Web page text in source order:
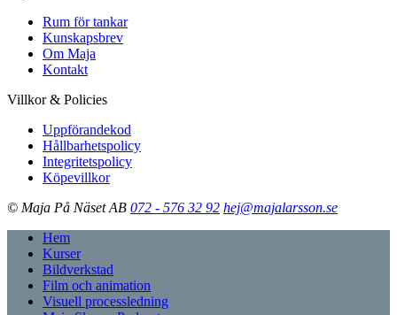
Rum för tankar
Kunskapsbrev
Om Maja
Kontakt
Villkor & Policies
Uppförandekod
Hållbarhetspolicy
Integritetspolicy
Köpevillkor
© Maja På Näset AB 072 - 576 32 92 hej@majalarsson.se
Hem
Kurser
Bildverkstad
Film och animation
Visuell processledning